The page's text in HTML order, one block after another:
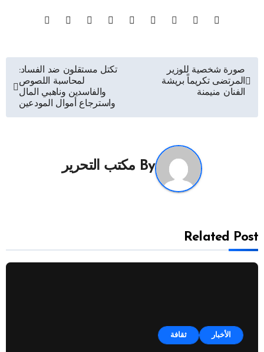
تصفّح
المقالات
صورة شخصية للوزير
المرتضى تكريماً بريشة
الفنان منيمنة
تكتل مستقلون ضد الفساد:
لمحاسبة اللصوص
والفاسدين وناهبي المال
واسترجاع أموال المودعين
By مكتب التحرير
Related Post
الأخبار ثقافة